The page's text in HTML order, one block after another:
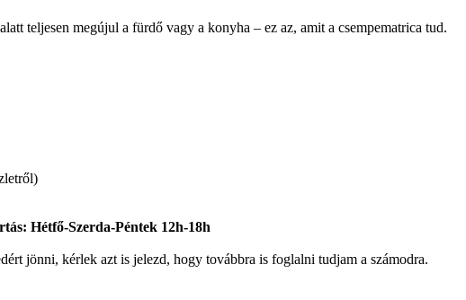
teljesen megújul a fürdő vagy a konyha – ez az, amit a csempematrica tud.
Hétfő-Szerda-Péntek 12h-18h
jönni, kérlek azt is jelezd, hogy továbbra is foglalni tudjam a számodra.